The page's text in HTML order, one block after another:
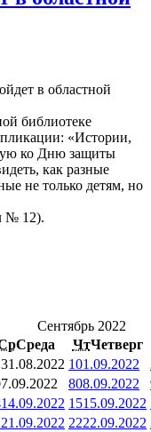
библиотеке
«Истории,
ко Дню защиты
как разные
не только детям, но
№ 12).
Сентябрь 2022
Среда ЧтЧетверг
31.08.2022 101.09.2022
808.09.2022
14.09.2022 1515.09.2022
21.09.2022 2222.09.2022